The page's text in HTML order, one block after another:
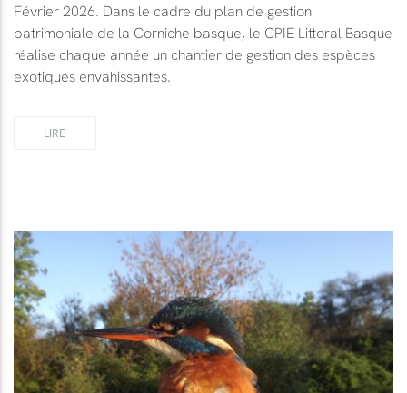
Février 2026. Dans le cadre du plan de gestion
patrimoniale de la Corniche basque, le CPIE Littoral Basque
réalise chaque année un chantier de gestion des espèces
exotiques envahissantes.
LIRE